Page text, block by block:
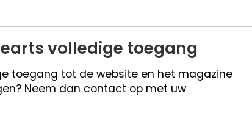
volledige toegang
toegang tot de website en het magazine
Neem dan contact op met uw